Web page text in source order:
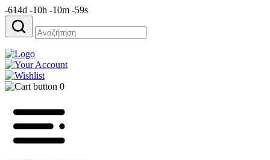
-614d -10h -10m -59s
Αναζήτηση
για:
0